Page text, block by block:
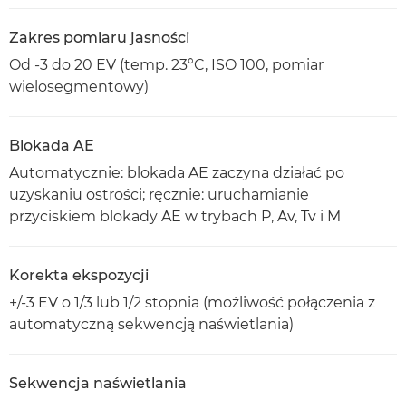
Zakres pomiaru jasności
Od -3 do 20 EV (temp. 23°C, ISO 100, pomiar
wielosegmentowy)
Blokada AE
Automatycznie: blokada AE zaczyna działać po
uzyskaniu ostrości; ręcznie: uruchamianie
przyciskiem blokady AE w trybach P, Av, Tv i M
Korekta ekspozycji
+/-3 EV o 1/3 lub 1/2 stopnia (możliwość połączenia z
automatyczną sekwencją naświetlania)
Sekwencja naświetlania